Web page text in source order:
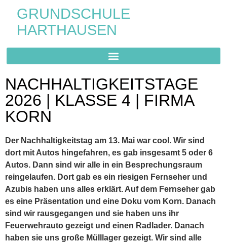
GRUNDSCHULE
HARTHAUSEN
NACHHALTIGKEITSTAGE
2026 | KLASSE 4 | FIRMA
KORN
Der Nachhaltigkeitstag am 13. Mai war cool. Wir sind
dort mit Autos hingefahren, es gab insgesamt 5 oder 6
Autos. Dann sind wir alle in ein Besprechungsraum
reingelaufen. Dort gab es ein riesigen Fernseher und
Azubis haben uns alles erklärt. Auf dem Fernseher gab
es eine Präsentation und eine Doku vom Korn. Danach
sind wir rausgegangen und sie haben uns ihr
Feuerwehrauto gezeigt und einen Radlader. Danach
haben sie uns große Mülllager gezeigt. Wir sind alle